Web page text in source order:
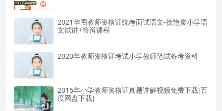
2021华图教师资格证统考面试语文-徐艳俊小学语
文试讲+答辩课程
2020年教师资格证考试小学教师笔试备考资料
2016年小学教师资格证真题讲解视频免费下载[百
度网盘下载]